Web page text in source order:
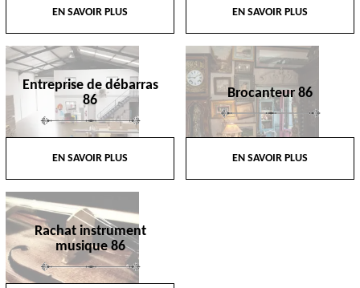
EN SAVOIR PLUS EN SAVOIR PLUS
Entreprise de débarras
86
EN SAVOIR PLUS
Brocanteur 86
EN SAVOIR PLUS
Rachat instrument
musique 86